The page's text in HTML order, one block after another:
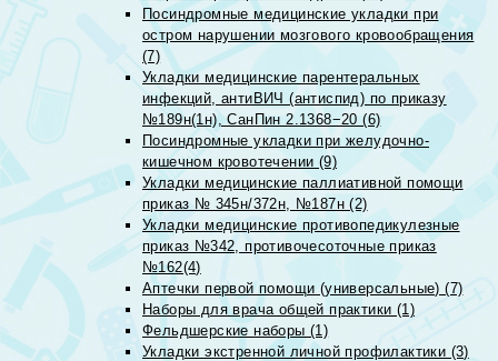
Посиндромные медицинские укладки при
остром нарушении мозгового кровообращения
(7)
Укладки медицинские парентеральных
инфекций, антиВИЧ (антиспид) по приказу
№189н(1н), СанПин 2.1368−20 (6)
Посиндромные укладки при желудочно-
кишечном кровотечении (9)
Укладки медицинские паллиативной помощи
приказ № 345н/372н, №187н (2)
Укладки медицинские противопедикулезные
приказ №342, противочесоточные приказ
№162(4)
Аптечки первой помощи (универсальные) (7)
Наборы для врача общей практики (1)
Фельдшерские наборы (1)
Укладки экстренной личной профилактики (3)